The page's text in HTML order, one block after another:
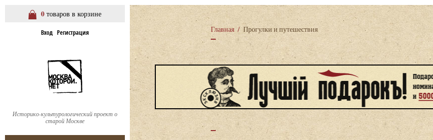
0 товаров в корзине
Вход Регистрация
Историко-культурологический проект о
старой Москве
Главная / Прогулки и путешествия